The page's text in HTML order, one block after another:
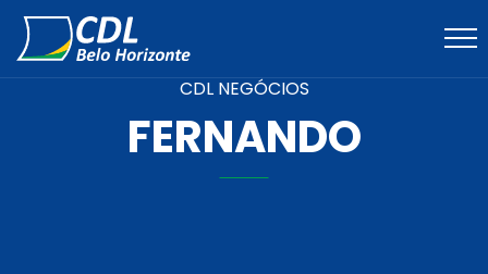
CDL NEGÓCIOS
FERNANDO